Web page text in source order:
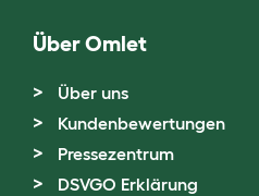
Über Omlet
Über uns
Kundenbewertungen
Pressezentrum
DSVGO Erklärung